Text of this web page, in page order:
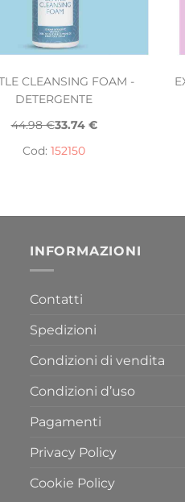
CLEANSING FOAM -
DETERGENTE
44.98 €33.74 €
Cod: 152150
INFORMAZIONI
Contatti
Spedizioni
Condizioni di vendita
Condizioni d’uso
Pagamenti
Privacy Policy
Cookie Policy